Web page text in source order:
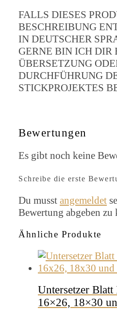
FALLS DIESES
BESCHREIBUNG
IN DEUTSCHER
GERNE BIN ICH DIR
ÜBERSETZUNG
DURCHFÜHRUNG
STICKPROJEKTES
Bewertungen
Es gibt noch keine
Schreibe die erste
Du musst angemeldet
Bewertung abgeben zu
Ähnliche Produkte
Untersetzer
16×26, 18×30